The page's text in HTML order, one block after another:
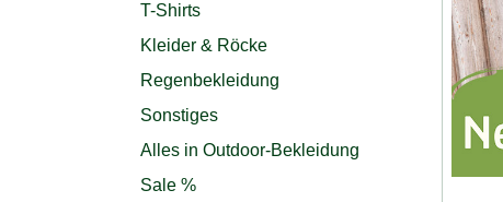
T-Shirts
Kleider & Röcke
Regenbekleidung
Sonstiges
Alles in Outdoor-Bekleidung
Sale %